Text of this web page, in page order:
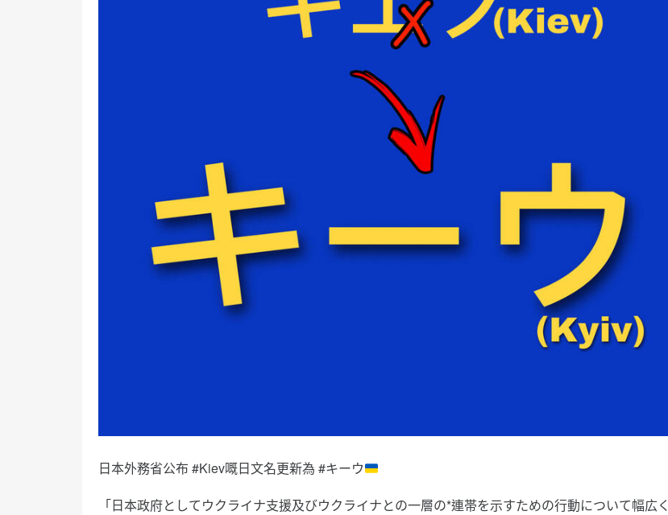
日本外務省公布 #Kiev嘅日文名更新為 #キーウ
「日本政府としてウクライナ支援及びウクライナとの一層の*連帯を示すための行動について幅広く